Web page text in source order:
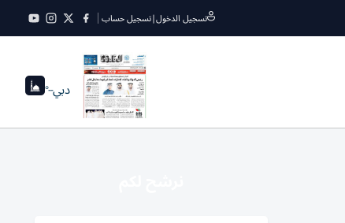
تسجيل الدخول|تسجيل حساب
دبي--°